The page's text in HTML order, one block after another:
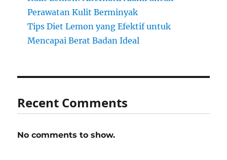
Perawatan Kulit Berminyak
Tips Diet Lemon yang Efektif untuk
Mencapai Berat Badan Ideal
Recent Comments
No comments to show.